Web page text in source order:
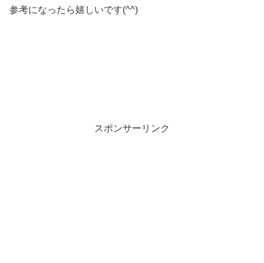
参考になったら嬉しいです(^^)
スポンサーリンク